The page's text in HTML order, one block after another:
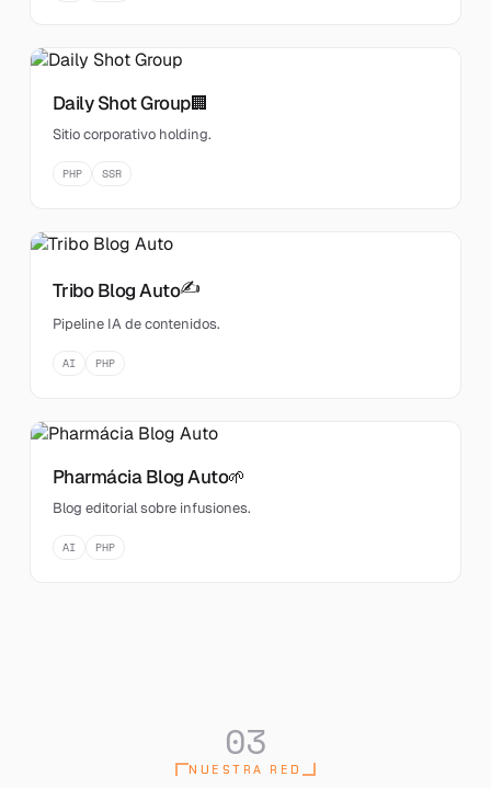
Daily Shot Group🏢
Sitio corporativo holding.
PHP SSR
Tribo Blog Auto✍️
Pipeline IA de contenidos.
AI PHP
Pharmácia Blog Auto🌱
Blog editorial sobre infusiones.
AI PHP
[ NETWORK : 12 SITES ]
03
NUESTRA RED